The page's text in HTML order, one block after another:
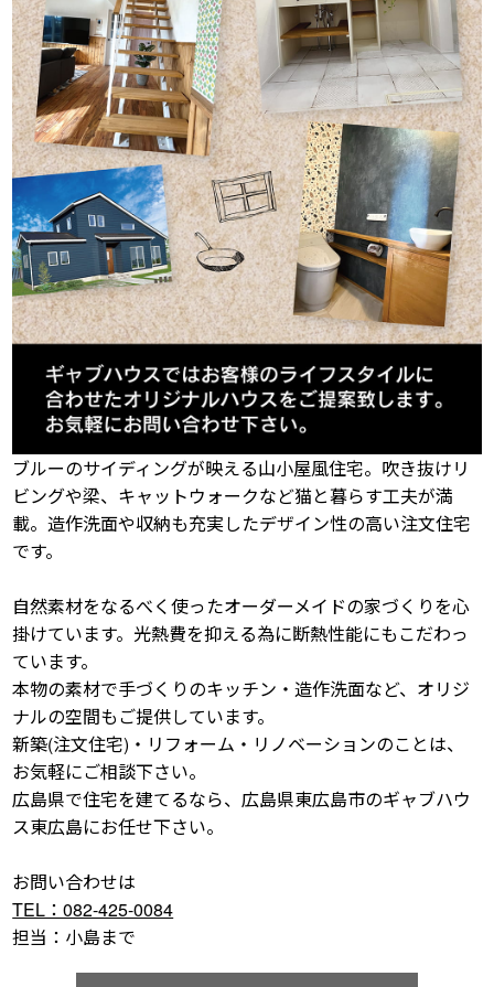
ブルーのサイディングが映える山小屋風住宅。吹き抜けリ
ビングや梁、キャットウォークなど猫と暮らす工夫が満
載。造作洗面や収納も充実したデザイン性の高い注文住宅
です。
自然素材をなるべく使ったオーダーメイドの家づくりを心
掛けています。光熱費を抑える為に断熱性能にもこだわっ
ています。
本物の素材で手づくりのキッチン・造作洗面など、オリジ
ナルの空間もご提供しています。
新築(注文住宅)・リフォーム・リノベーションのことは、
お気軽にご相談下さい。
広島県で住宅を建てるなら、広島県東広島市のギャブハウ
ス東広島にお任せ下さい。
お問い合わせは
TEL：082-425-0084
担当：小島まで